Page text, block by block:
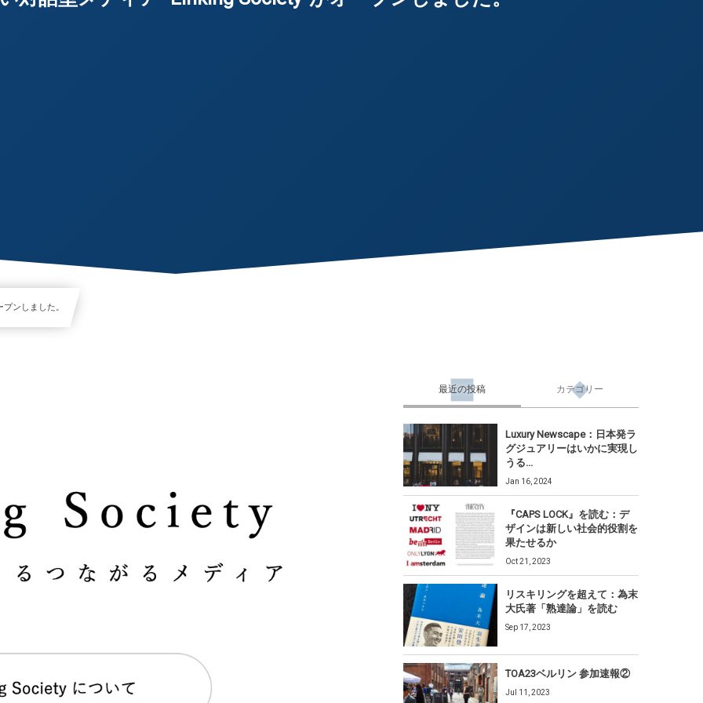
ンしました。
最近の投稿 カテゴリー
Luxury Newscape：日本発ラ
グジュアリーはいかに実現し
うる...
Jan 16, 2024
『CAPS LOCK』を読む：デ
ザインは新しい社会的役割を
果たせるか
Oct 21, 2023
リスキリングを超えて：為末
大氏著「熟達論」を読む
Sep 17, 2023
TOA23ベルリン 参加速報②
Jul 11, 2023